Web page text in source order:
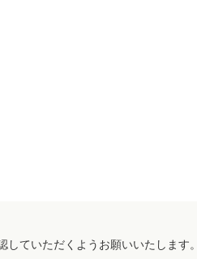
ていただくようお願いいたします。